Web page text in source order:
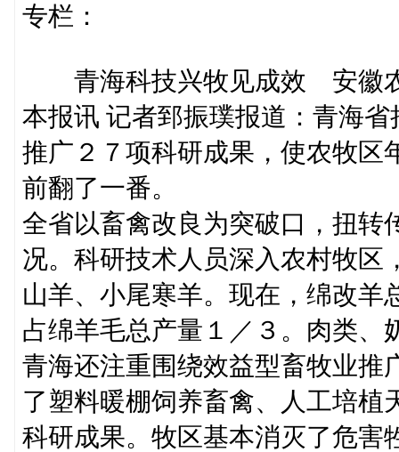
专栏：
青海科技兴牧见成效 安徽
本报讯 记者郅振璞报道：青海
推广２７项科研成果，使农牧区
前翻了一番。
全省以畜禽改良为突破口，扭转
况。科研技术人员深入农村牧区
山羊、小尾寒羊。现在，绵改羊
占绵羊毛总产量１／３。肉类、
青海还注重围绕效益型畜牧业推
了塑料暖棚饲养畜禽、人工培植
科研成果。牧区基本消灭了危害